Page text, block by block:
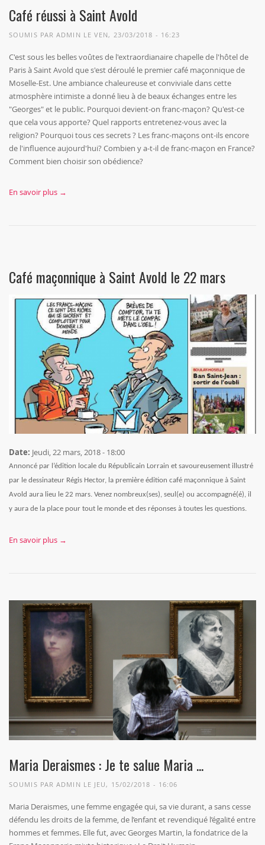
Café réussi à Saint Avold
SOUMIS PARADMIN LE VEN, 23/03/2018 - 16:23
C'est sous les belles voûtes de l'extraordianaire chapelle de l'hôtel de
Paris à Saint Avold que s'est déroulé le premier café maçonnique de
Moselle-Est. Une ambiance chaleureuse et conviviale dans cette
atmosphère intimiste a donné lieu à de beaux échanges entre les
"Georges" et le public. Pourquoi devient-on franc-maçon? Qu'est-ce
que cela vous apporte? Quel rapports entretenez-vous avec la
religion? Pourquoi tous ces secrets ? Les franc-maçons ont-ils encore
de l'influence aujourd'hui? Combien y a-t-il de franc-maçon en France?
Comment bien choisir son obédience?
En savoir plus →
Café maçonnique à Saint Avold le 22 mars
Date: Jeudi, 22 mars, 2018 - 18:00
Annoncé par l’édition locale du Républicain Lorrain et savoureusement illustré
par le dessinateur Régis Hector, la première édition café maçonnique à Saint
Avold aura lieu le 22 mars. Venez nombreux(ses), seul(e) ou accompagné(é), il
y aura de la place pour tout le monde et des réponses à toutes les questions.
En savoir plus →
Maria Deraismes : Je te salue Maria ...
SOUMIS PARADMIN LE JEU, 15/02/2018 - 16:06
Maria Deraismes, une femme engagée qui, sa vie durant, a sans cesse
défendu les droits de la femme, de l’enfant et revendiqué l’égalité entre
hommes et femmes. Elle fut, avec Georges Martin, la fondatrice de la